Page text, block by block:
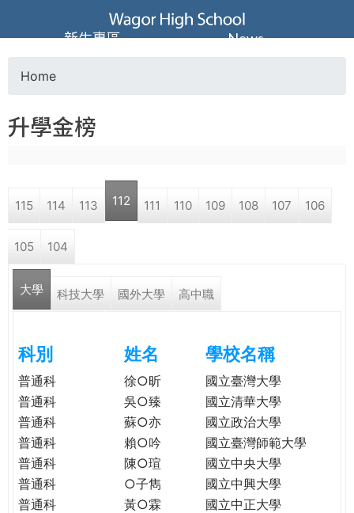
Jump to navigation
葳
格
高
學
格。
o
a
r
e
e
r
e
Home
升學金榜
115 114 113 112 111 110 109 108 107 106
105 104
大學 科技大學 國外大學 高中職
科別 姓名 學校名稱
普通科 徐○昕
國立臺灣大學
普通科
吳○臻
國立清華大學
普通科
蘇○亦
國立政治大學
普通科
賴○吟
國立臺灣師範大學
普通科
陳○瑄
國立中央大學
普通科
○子雋
國立中興大學
普通科
黃○霖
國立中正大學
新生專區 News